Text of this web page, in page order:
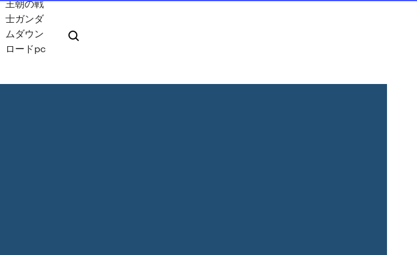
王朝の戦
士ガンダ
ムダウン
ロードpc